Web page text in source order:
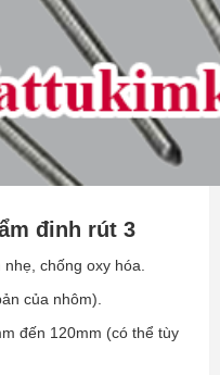
đinh rút 3
chống oxy hóa.
của nhôm).
đến 120mm (có thể tùy